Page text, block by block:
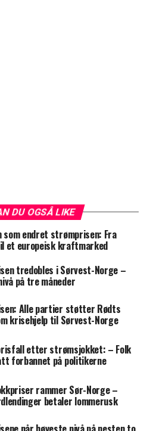
DU OGSÅ LIKE
som endret strømprisen: Fra
et europeisk kraftmarked
tredobles i Sørvest-Norge –
på tre måneder
Alle partier støtter Rødts
krisehjelp til Sørvest-Norge
etter strømsjokket: – Folk
forbannet på politikerne
rammer Sør-Norge –
betaler lommerusk